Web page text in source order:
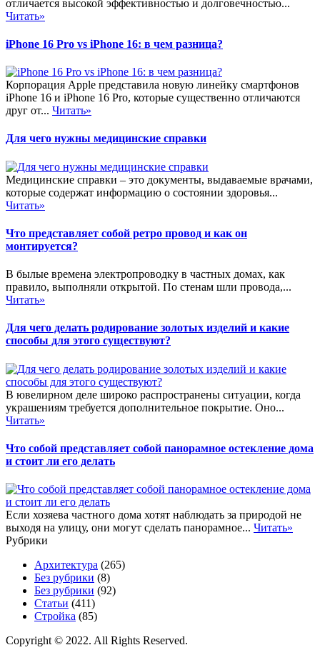
отличается высокой эффективностью и долговечностью...
Читать»
iPhone 16 Pro vs iPhone 16: в чем разница?
Корпорация Apple представила новую линейку смартфонов
iPhone 16 и iPhone 16 Pro, которые существенно отличаются
друг от... Читать»
Для чего нужны медицинские справки
Медицинские справки – это документы, выдаваемые врачами,
которые содержат информацию о состоянии здоровья...
Читать»
Что представляет собой ретро провод и как он
монтируется?
В былые времена электропроводку в частных домах, как
правило, выполняли открытой. По стенам шли провода,...
Читать»
Для чего делать родирование золотых изделий и какие
способы для этого существуют?
В ювелирном деле широко распространены ситуации, когда
украшениям требуется дополнительное покрытие. Оно...
Читать»
Что собой представляет собой панорамное остекление дома
и стоит ли его делать
Если хозяева частного дома хотят наблюдать за природой не
выходя на улицу, они могут сделать панорамное... Читать»
Рубрики
Архитектура (265)
Без рубрики (8)
Без рубрики (92)
Статьи (411)
Стройка (85)
Copyright © 2022. All Rights Reserved.